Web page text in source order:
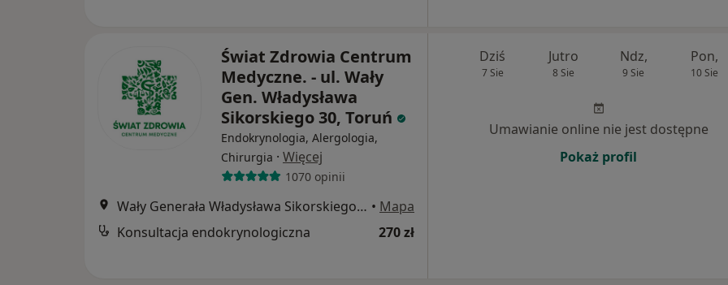
Świat Zdrowia Centrum
Medyczne. - ul. Wały
Gen. Władysława
Sikorskiego 30, Toruń
Endokrynologia, Alergologia,
Chirurgia · Więcej
1070 opinii
Wały Generała Władysława Sikorskiego 30, Toruń • Mapa
Konsultacja endokrynologiczna
270 zł
Dziś
7 Sie
Jutro
8 Sie
Ndz,
9 Sie
Pon,
10 Sie
Umawianie online nie jest dostępne
Pokaż profil